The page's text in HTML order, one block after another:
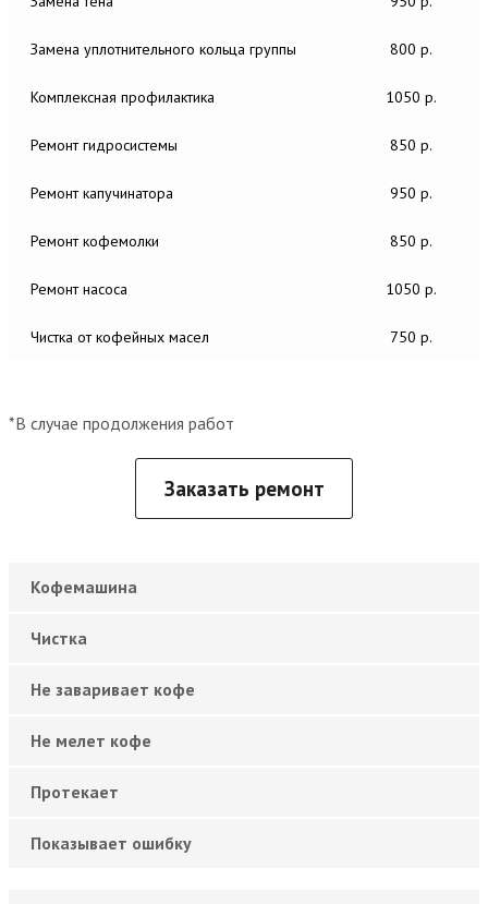
Замена уплотнительного кольца группы 800 р.
Комплексная профилактика 1050 р.
Ремонт гидросистемы 850 р.
Ремонт капучинатора 950 р.
Ремонт кофемолки 850 р.
Ремонт насоса 1050 р.
Чистка от кофейных масел 750 р.
*В случае продолжения работ
Заказать ремонт
Кофемашина
Чистка
Не заваривает кофе
Не мелет кофе
Протекает
Показывает ошибку